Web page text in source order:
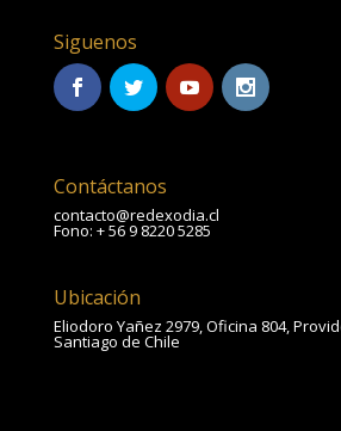
Siguenos
Contáctanos
contacto@redexodia.cl
Fono: + 56 9 8220 5285
Ubicación
Eliodoro Yañez 2979, Oficina 804,
Santiago de Chile